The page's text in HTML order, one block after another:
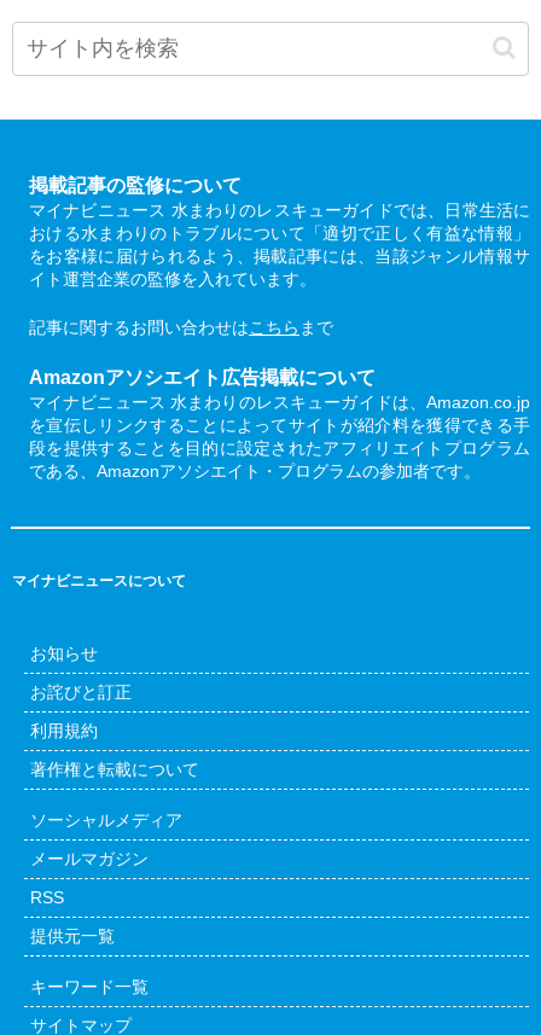
掲載記事の監修について
マイナビニュース 水まわりのレスキューガイドでは、日常生活に
おける水まわりのトラブルについて「適切で正しく有益な情報」
をお客様に届けられるよう、掲載記事には、当該ジャンル情報サ
イト運営企業の監修を入れています。
記事に関するお問い合わせはこちら まで
Amazonアソシエイト広告掲載について
マイナビニュース 水まわりのレスキューガイドは、Amazon.co.jp
を宣伝しリンクすることによってサイトが紹介料を獲得できる手
段を提供することを目的に設定されたアフィリエイトプログラム
である、Amazonアソシエイト・プログラムの参加者です。
マイナビニュースについて
お知らせ
お詫びと訂正
利用規約
著作権と転載について
ソーシャルメディア
メールマガジン
RSS
提供元一覧
キーワード一覧
サイトマップ